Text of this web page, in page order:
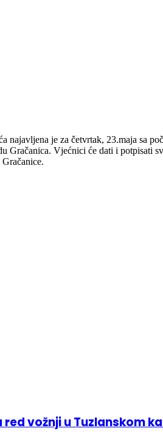
najavljena je za četvrtak, 23.maja sa
Gračanica. Vjećnici će dati i potpisati
vožnji u Tuzlanskom